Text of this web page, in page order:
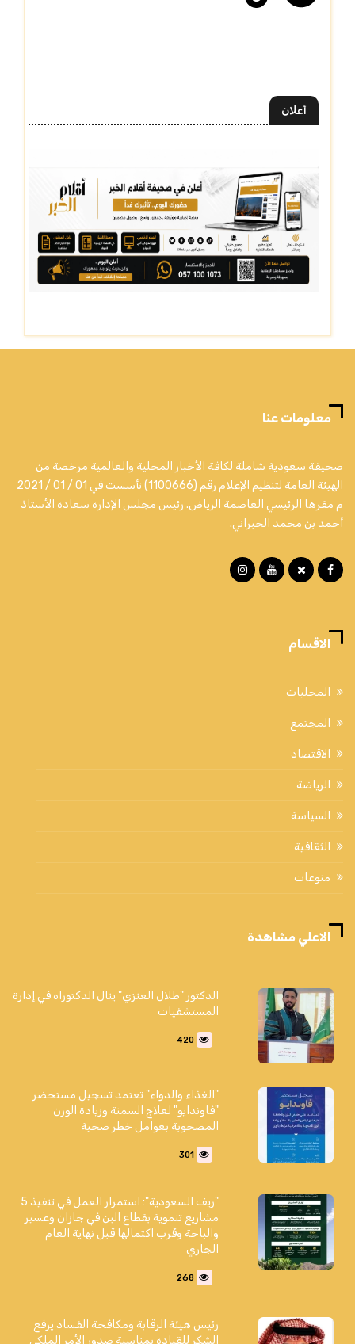
أعلان
معلومات عنا
صحيفة سعودية شاملة لكافة الأخبار المحلية والعالمية مرخصة من
الهيئة العامة لتنظيم الإعلام رقم (1100666) تأسست في 01 / 01 / 2021
م مقرها الرئيسي العاصمة الرياض. رئيس مجلس الإدارة سعادة الأستاذ
أحمد بن محمد الخبراني.
الاقسام
المحليات
المجتمع
الاقتصاد
الرياضة
السياسة
الثقافية
منوعات
الاعلي مشاهدة
الدكتور "طلال العنزي" ينال الدكتوراه في إدارة
المستشفيات
420
"الغذاء والدواء" تعتمد تسجيل مستحضر
"فاوندايو" لعلاج السمنة وزيادة الوزن
المصحوبة بعوامل خطر صحية
301
"ريف السعودية": استمرار العمل في تنفيذ 5
مشاريع تنموية بقطاع البن في جازان وعسير
والباحة وقُرب اكتمالها قبل نهاية العام
الجاري
268
رئيس هيئة الرقابة ومكافحة الفساد يرفع
الشكر للقيادة بمناسبة صدور الأمر الملكي